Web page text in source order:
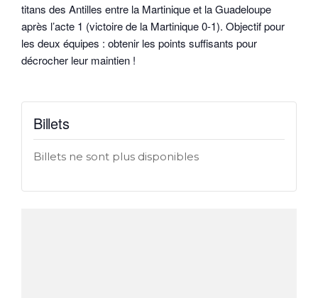
titans des Antilles entre la Martinique et la Guadeloupe
après l’acte 1 (victoire de la Martinique 0-1). Objectif pour
les deux équipes : obtenir les points suffisants pour
décrocher leur maintien !
Billets
Billets ne sont plus disponibles